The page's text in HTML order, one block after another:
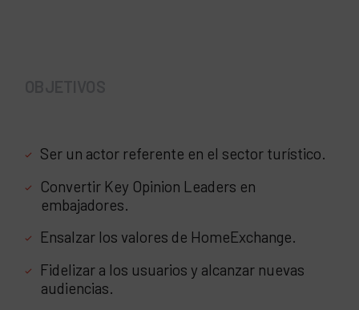
Ser un actor referente en el sector turístico.
Convertir Key Opinion Leaders en
embajadores.
Ensalzar los valores de HomeExchange.
Fidelizar a los usuarios y alcanzar nuevas
audiencias.